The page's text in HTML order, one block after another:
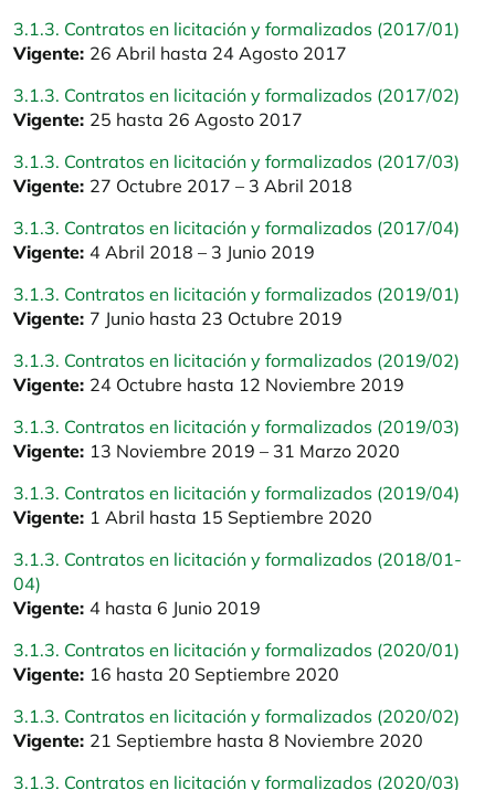
3.1.3. Contratos en licitación y formalizados (2017/01)
Vigente: 26 Abril hasta 24 Agosto 2017
3.1.3. Contratos en licitación y formalizados (2017/02)
Vigente: 25 hasta 26 Agosto 2017
3.1.3. Contratos en licitación y formalizados (2017/03)
Vigente: 27 Octubre 2017 – 3 Abril 2018
3.1.3. Contratos en licitación y formalizados (2017/04)
Vigente: 4 Abril 2018 – 3 Junio 2019
3.1.3. Contratos en licitación y formalizados (2019/01)
Vigente: 7 Junio hasta 23 Octubre 2019
3.1.3. Contratos en licitación y formalizados (2019/02)
Vigente: 24 Octubre hasta 12 Noviembre 2019
3.1.3. Contratos en licitación y formalizados (2019/03)
Vigente: 13 Noviembre 2019 – 31 Marzo 2020
3.1.3. Contratos en licitación y formalizados (2019/04)
Vigente: 1 Abril hasta 15 Septiembre 2020
3.1.3. Contratos en licitación y formalizados (2018/01-
04)
Vigente: 4 hasta 6 Junio 2019
3.1.3. Contratos en licitación y formalizados (2020/01)
Vigente: 16 hasta 20 Septiembre 2020
3.1.3. Contratos en licitación y formalizados (2020/02)
Vigente: 21 Septiembre hasta 8 Noviembre 2020
3.1.3. Contratos en licitación y formalizados (2020/03)